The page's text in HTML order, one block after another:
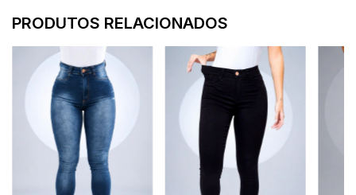
PRODUTOS RELACIONADOS